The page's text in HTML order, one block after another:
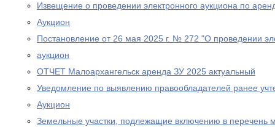
Извещение о проведении электронного аукциона по
Аукцион
Постановление от 26 мая 2025 г. № 272 "О проведении
аукцион
ОТЧЕТ Малоархангельск аренда ЗУ 2025 актуальный
Уведомление по выявлению правообладателей ранее
Аукцион
Земельные участки, подлежащие включению в перечень